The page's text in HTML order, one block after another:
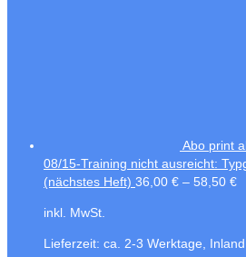
Abo print
08/15-Training nicht ausreicht:
(nächstes Heft) 36,00 € – 58,50 €
inkl. MwSt.
Lieferzeit: ca. 2-3 Werktage, Inland